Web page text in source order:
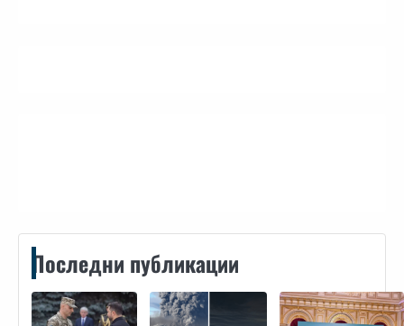
Последни публикации